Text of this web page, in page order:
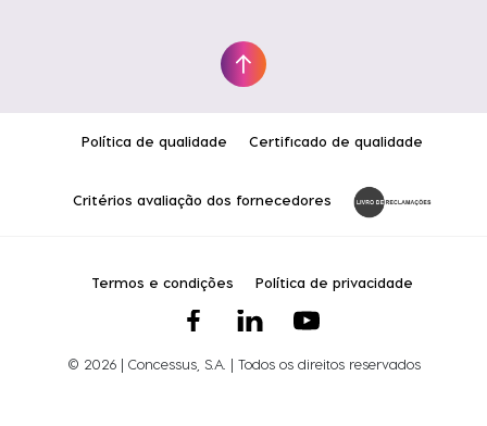
Política de qualidade Certificado de qualidade
Critérios avaliação dos fornecedores
© 2026 | Concessus, S.A. | Todos os direitos reservados
Termos e condições Política de privacidade